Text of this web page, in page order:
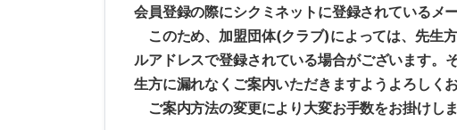
会員登録の際にシクミネットに登録されているメ
このため、加盟団体(クラブ)によっては、先生
ルアドレスで登録されている場合がございます。
生方に漏れなくご案内いただきますようよろしく
ご案内方法の変更により大変お手数をお掛けし